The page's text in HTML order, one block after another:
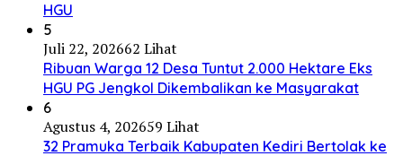
HGU
5
Juli 22, 202662 Lihat
Ribuan Warga 12 Desa Tuntut 2.000 Hektare Eks
HGU PG Jengkol Dikembalikan ke Masyarakat
6
Agustus 4, 202659 Lihat
32 Pramuka Terbaik Kabupaten Kediri Bertolak ke